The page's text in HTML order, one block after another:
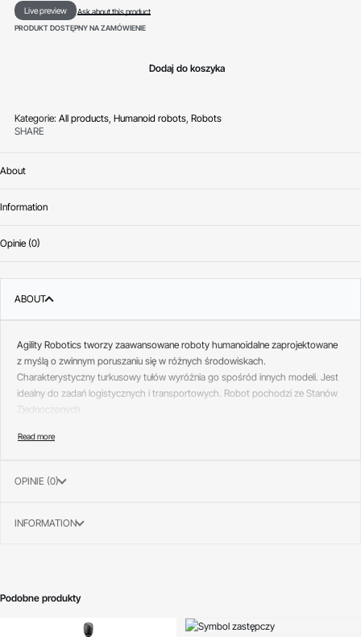
Live preview
Ask about this product
PRODUKT DOSTĘPNY NA ZAMÓWIENIE
Dodaj do koszyka
Kategorie: All products, Humanoid robots, Robots
SHARE
About
Information
Opinie (0)
ABOUT
Agility Robotics tworzy zaawansowane roboty humanoidalne zaprojektowane
z myślą o zwinnym poruszaniu się w różnych środowiskach.
Charakterystyczny turkusowy tułów wyróżnia go spośród innych modeli. Jest
idealny do zadań logistycznych i transportowych. Robot pochodzi ze Stanów
Zjednoczonych.
OPINIE (0)
INFORMATION
Podobne produkty